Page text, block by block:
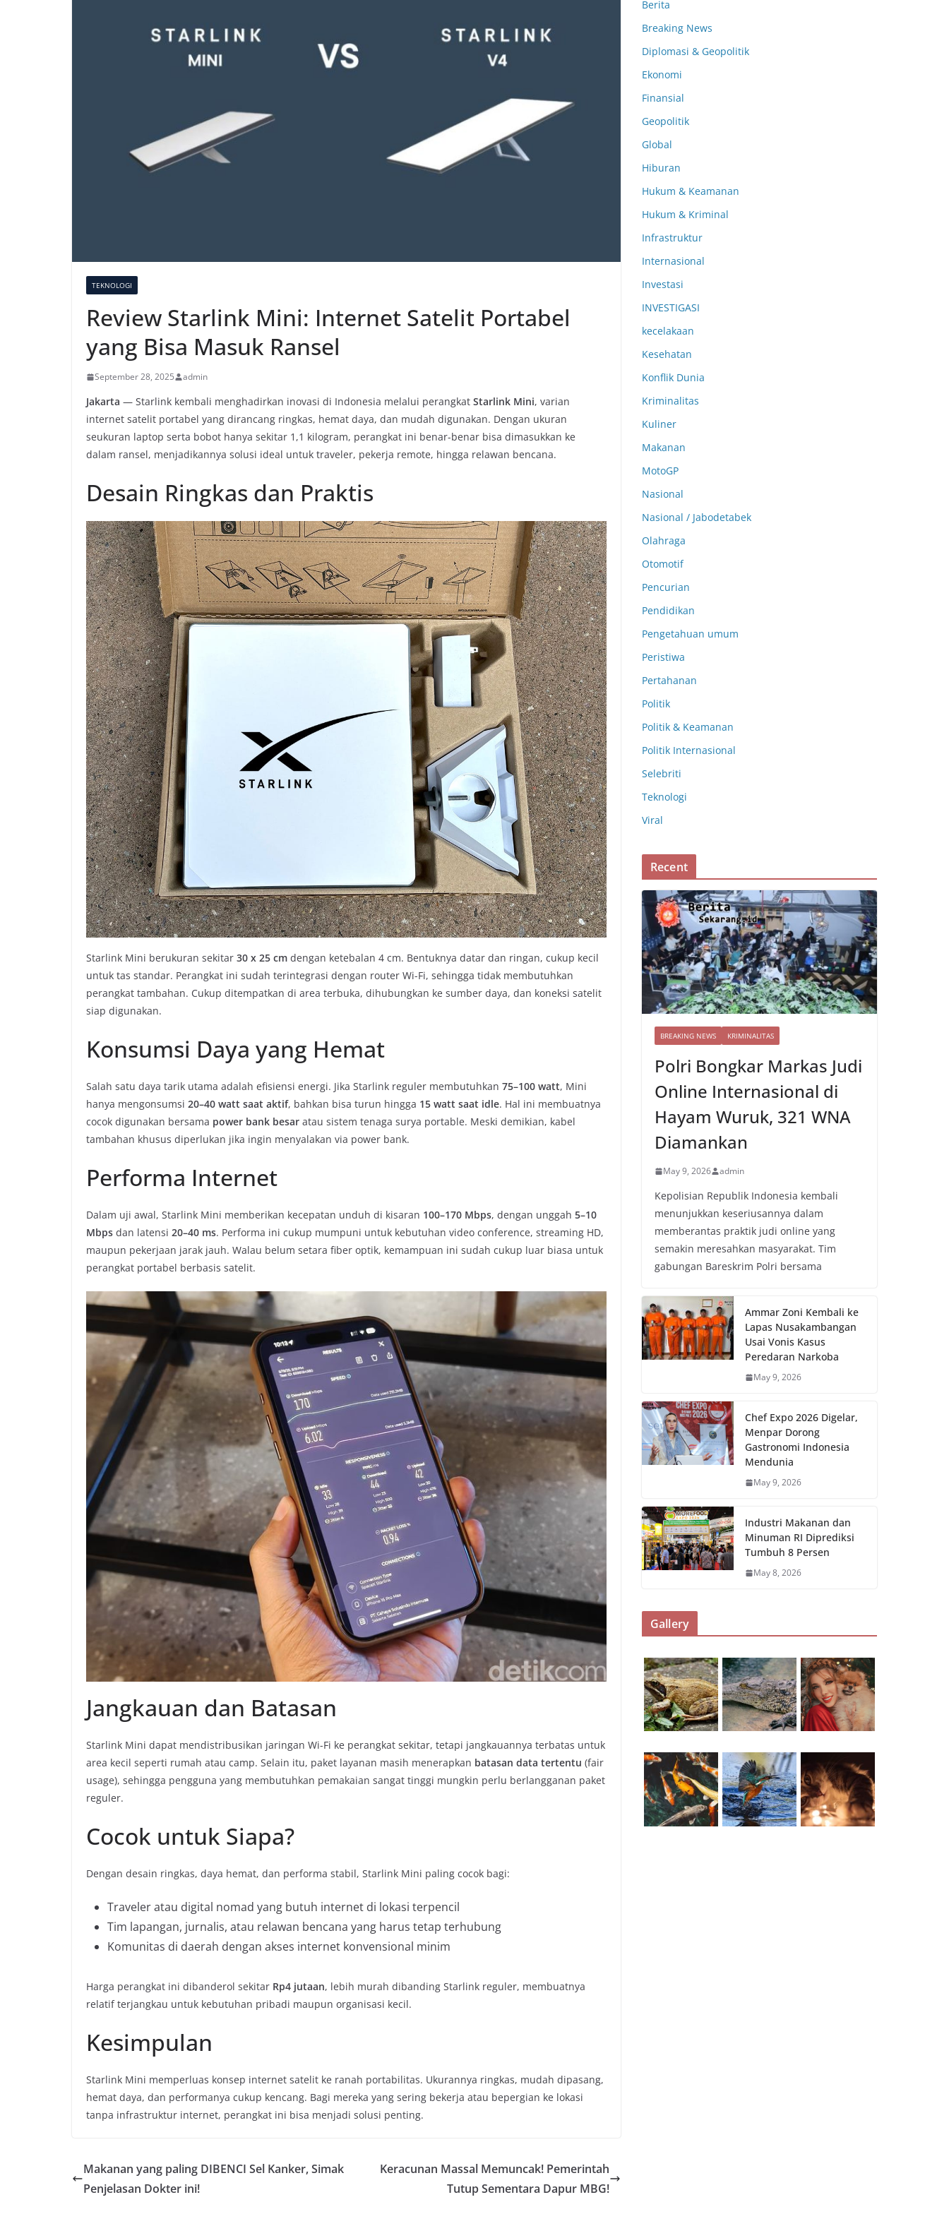
TEKNOLOGI
Review Starlink Mini: Internet Satelit Portabel
yang Bisa Masuk Ransel
September 28, 2025 admin
Jakarta — Starlink kembali menghadirkan inovasi di Indonesia melalui perangkat Starlink Mini, varian
internet satelit portabel yang dirancang ringkas, hemat daya, dan mudah digunakan. Dengan ukuran
seukuran laptop serta bobot hanya sekitar 1,1 kilogram, perangkat ini benar-benar bisa dimasukkan ke
dalam ransel, menjadikannya solusi ideal untuk traveler, pekerja remote, hingga relawan bencana.
Desain Ringkas dan Praktis
Starlink Mini berukuran sekitar 30 x 25 cm dengan ketebalan 4 cm. Bentuknya datar dan ringan, cukup kecil
untuk tas standar. Perangkat ini sudah terintegrasi dengan router Wi-Fi, sehingga tidak membutuhkan
perangkat tambahan. Cukup ditempatkan di area terbuka, dihubungkan ke sumber daya, dan koneksi satelit
siap digunakan.
Konsumsi Daya yang Hemat
Salah satu daya tarik utama adalah efisiensi energi. Jika Starlink reguler membutuhkan 75–100 watt, Mini
hanya mengonsumsi 20–40 watt saat aktif, bahkan bisa turun hingga 15 watt saat idle. Hal ini membuatnya
cocok digunakan bersama power bank besar atau sistem tenaga surya portable. Meski demikian, kabel
tambahan khusus diperlukan jika ingin menyalakan via power bank.
Performa Internet
Dalam uji awal, Starlink Mini memberikan kecepatan unduh di kisaran 100–170 Mbps, dengan unggah 5–10
Mbps dan latensi 20–40 ms. Performa ini cukup mumpuni untuk kebutuhan video conference, streaming HD,
maupun pekerjaan jarak jauh. Walau belum setara fiber optik, kemampuan ini sudah cukup luar biasa untuk
perangkat portabel berbasis satelit.
Jangkauan dan Batasan
Starlink Mini dapat mendistribusikan jaringan Wi-Fi ke perangkat sekitar, tetapi jangkauannya terbatas untuk
area kecil seperti rumah atau camp. Selain itu, paket layanan masih menerapkan batasan data tertentu (fair
usage), sehingga pengguna yang membutuhkan pemakaian sangat tinggi mungkin perlu berlangganan paket
reguler.
Cocok untuk Siapa?
Dengan desain ringkas, daya hemat, dan performa stabil, Starlink Mini paling cocok bagi:
Traveler atau digital nomad yang butuh internet di lokasi terpencil
Tim lapangan, jurnalis, atau relawan bencana yang harus tetap terhubung
Komunitas di daerah dengan akses internet konvensional minim
Harga perangkat ini dibanderol sekitar Rp4 jutaan, lebih murah dibanding Starlink reguler, membuatnya
relatif terjangkau untuk kebutuhan pribadi maupun organisasi kecil.
Kesimpulan
Starlink Mini memperluas konsep internet satelit ke ranah portabilitas. Ukurannya ringkas, mudah dipasang,
hemat daya, dan performanya cukup kencang. Bagi mereka yang sering bekerja atau bepergian ke lokasi
tanpa infrastruktur internet, perangkat ini bisa menjadi solusi penting.
Makanan yang paling DIBENCI Sel Kanker, Simak
Penjelasan Dokter ini!
Keracunan Massal Memuncak! Pemerintah
Tutup Sementara Dapur MBG!
Berita
Breaking News
Diplomasi & Geopolitik
Ekonomi
Finansial
Geopolitik
Global
Hiburan
Hukum & Keamanan
Hukum & Kriminal
Infrastruktur
Internasional
Investasi
INVESTIGASI
kecelakaan
Kesehatan
Konflik Dunia
Kriminalitas
Kuliner
Makanan
MotoGP
Nasional
Nasional / Jabodetabek
Olahraga
Otomotif
Pencurian
Pendidikan
Pengetahuan umum
Peristiwa
Pertahanan
Politik
Politik & Keamanan
Politik Internasional
Selebriti
Teknologi
Viral
Recent
BREAKING NEWS KRIMINALITAS
Polri Bongkar Markas Judi
Online Internasional di
Hayam Wuruk, 321 WNA
Diamankan
May 9, 2026 admin
Kepolisian Republik Indonesia kembali
menunjukkan keseriusannya dalam
memberantas praktik judi online yang
semakin meresahkan masyarakat. Tim
gabungan Bareskrim Polri bersama
Ammar Zoni Kembali ke
Lapas Nusakambangan
Usai Vonis Kasus
Peredaran Narkoba
May 9, 2026
Chef Expo 2026 Digelar,
Menpar Dorong
Gastronomi Indonesia
Mendunia
May 9, 2026
Industri Makanan dan
Minuman RI Diprediksi
Tumbuh 8 Persen
May 8, 2026
Gallery